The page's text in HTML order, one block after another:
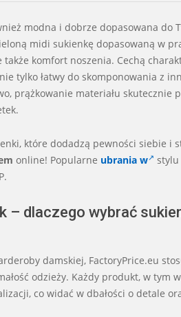
modna i dobrze dopasowana do
midi sukienkę dopasowaną w
komfort noszenia. Cechą
tylko łatwy do skomponowania z
prążkowanie materiału skutecznie
które dodadzą pewności siebie i
online! Popularne ubrania w stylu
– dlaczego wybrać
damskiej, FactoryPrice.eu
odzieży. Każdy produkt, w tym
co widać w dbałości o detale